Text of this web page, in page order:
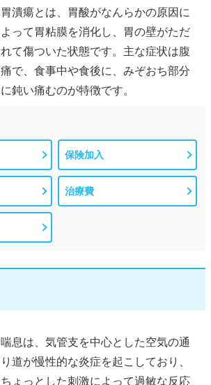
胃潰瘍とは、胃酸がなんらかの原因に
よって胃粘膜を消化し、胃の壁がただ
れて傷ついた状態です。主な症状は腹
痛で、食事中や食後に、みぞおち部分
に鈍い痛むのが特徴です。
保険加入
治療費
喘息は、気管支を中心とした空気の通
り道が慢性的な炎症を起こしており、
ちょっとした刺激によって過敏な反応